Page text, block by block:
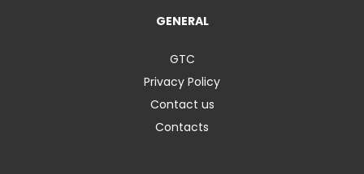
GENERAL
GTC
Privacy Policy
Contact us
Contacts